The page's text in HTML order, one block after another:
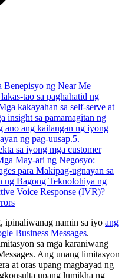
Benepisyo ng Near Me
tao sa paghahatid ng
kakayahan sa self-serve at
insight sa pamamagitan ng
ano ang kailangan ng iyong
ng pag-uusap.5.
sa iyong mga customer
May-ari ng Negosyo:
para Makipag-ugnayan sa
ng Bagong Teknolohiya ng
Voice Response (IVR)?
ipinaliwanag namin sa iyo ang
Business Messages.
sa mga karaniwang
Ang unang limitasyon
at oras upang magbayad ng
upang lumikha ng